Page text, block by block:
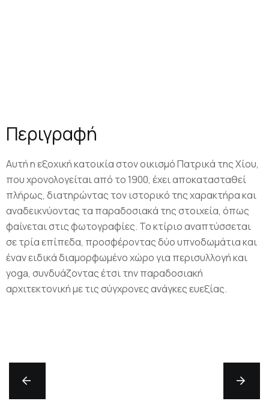
Περιγραφή
Αυτή η εξοχική κατοικία στον οικισμό Πατρικά της Χίου,
που χρονολογείται από το 1900, έχει αποκατασταθεί
πλήρως, διατηρώντας τον ιστορικό της χαρακτήρα και
αναδεικνύοντας τα παραδοσιακά της στοιχεία, όπως
φαίνεται στις φωτογραφίες. Το κτίριο αναπτύσσεται
σε τρία επίπεδα, προσφέροντας δύο υπνοδωμάτια και
έναν ειδικά διαμορφωμένο χώρο για περισυλλογή και
yoga, συνδυάζοντας έτσι την παραδοσιακή
αρχιτεκτονική με τις σύγχρονες ανάγκες ευεξίας.